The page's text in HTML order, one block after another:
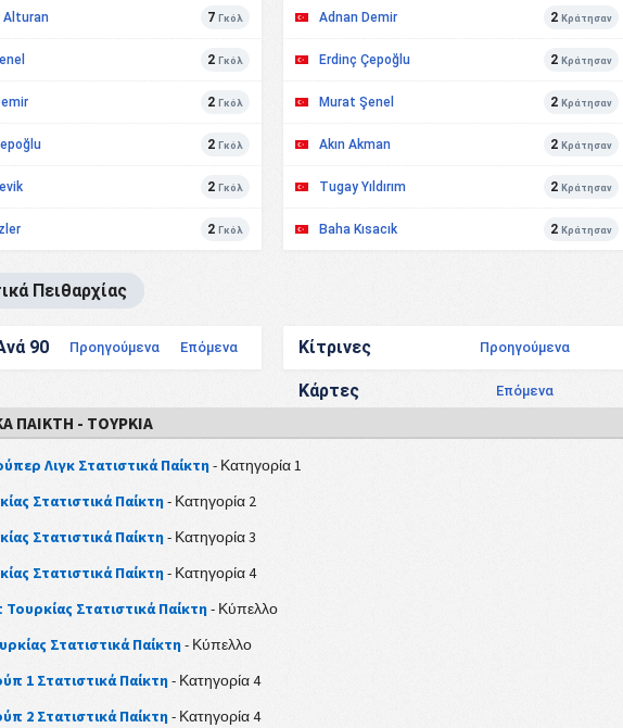
Alturan 7 Γκόλ
2 Γκόλ
2 Γκόλ
2 Γκόλ
2 Γκόλ
2 Γκόλ
Adnan Demir 2 Κράτησαν
Erdinç Çepoğlu 2 Κράτησαν
Murat Şenel 2 Κράτησαν
Akın Akman 2 Κράτησαν
Tugay Yıldırım 2 Κράτησαν
Baha Kısacık 2 Κράτησαν
Πειθαρχίας
90 Προηγούμενα Επόμενα Κίτρινες
Κάρτες
Προηγούμενα
Επόμενα
ΠΑΊΚΤΗ - ΤΟΥΡΚΊΑ
Λιγκ Στατιστικά Παίκτη- Κατηγορία 1
Στατιστικά Παίκτη- Κατηγορία 2
Στατιστικά Παίκτη- Κατηγορία 3
Στατιστικά Παίκτη- Κατηγορία 4
Στατιστικά Παίκτη- Κύπελλο
Στατιστικά Παίκτη- Κύπελλο
1 Στατιστικά Παίκτη- Κατηγορία 4
2 Στατιστικά Παίκτη- Κατηγορία 4